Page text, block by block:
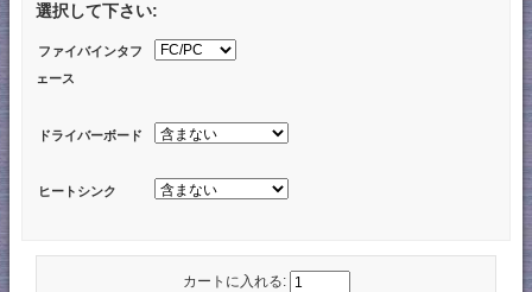
選択して下さい:
ファイバインタフ
ェース
ドライバーボード
ヒートシンク
カートに入れる: